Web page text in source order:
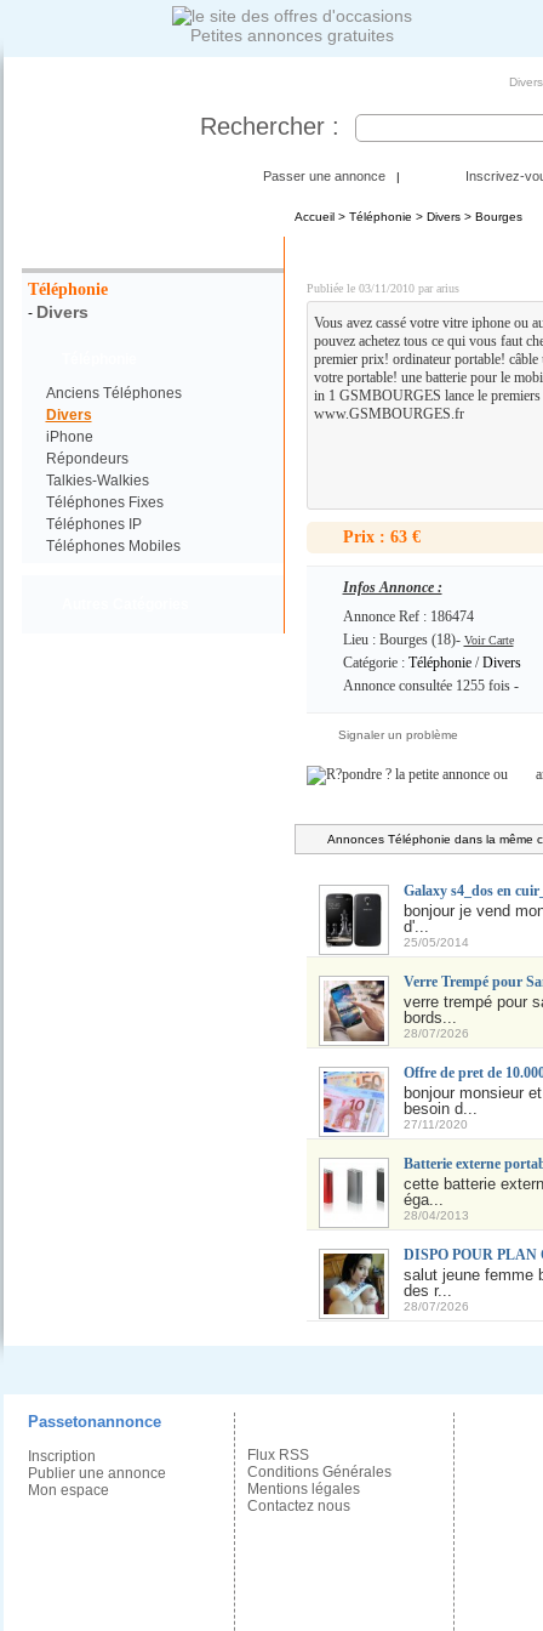
Petites annonces gratuites
Rechercher :
Passer une annonce | Inscrivez-
Téléphonie
- Divers
Anciens Téléphones
Divers
iPhone
Répondeurs
Talkies-Walkies
Téléphones Fixes
Téléphones IP
Téléphones Mobiles
Accueil> Téléphonie > Divers> Bourges
Publiée le 03/11/2010 par arius
Vous avez cassé votre vitre iphone ou
pouvez achetez tous ce qui vous faut
premier prix! ordinateur portable!
votre portable! une batterie pour le
in 1 GSMBOURGES lance le
www.GSMBOURGES.fr
Prix : 63 €
Infos Annonce :
Annonce Ref : 186474
Lieu : Bourges (18)- Voir Carte
Catégorie : Téléphonie/Divers
Annonce consultée 1255 fois -
Signaler un problème
ou
Annonces Téléphonie dans la même
Galaxy s4_dos en
bonjour je vend
d'...
25/05/2014
Verre Trempé pour
verre trempé pour
bords...
28/07/2026
Offre de pret de
bonjour monsieur
besoin d...
27/11/2020
Batterie externe
cette batterie
éga...
28/04/2013
DISPO POUR
salut jeune femme
des r...
28/07/2026
Passetonannonce
Inscription
Publier une annonce
Mon espace
Flux RSS
Conditions Générales
Mentions légales
Contactez nous